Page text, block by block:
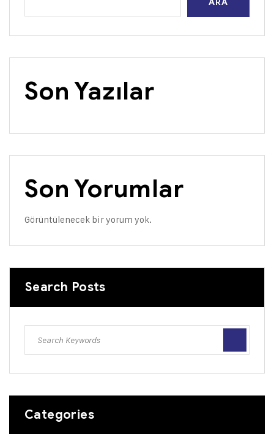
ARA
Son Yazılar
Son Yorumlar
Görüntülenecek bir yorum yok.
Search Posts
Categories